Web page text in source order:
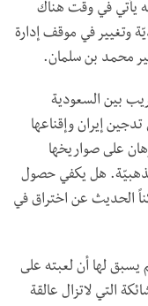
يأتي في وقت هناك
وتغيير في موقف إدارة
محمد بن سلمان.
بين السعودية
إيران وإقناعها
على صواريخها
هل يكفي حصول
الحديث عن اختراق في
يسبق لها أن لعبته على
التي لاتزال عالقة